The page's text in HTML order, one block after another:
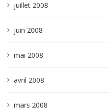
juillet 2008
juin 2008
mai 2008
avril 2008
mars 2008